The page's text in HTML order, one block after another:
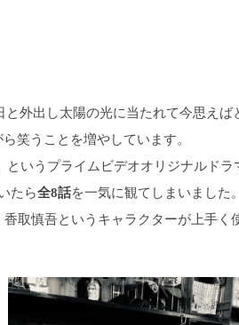
外出し太陽の光に当たれて今思え
笑うことを増やしています。
というプライムビデオオリジナルド
たら全8話を一気に観てしまいました。
取慎吾というキャラクターが上手